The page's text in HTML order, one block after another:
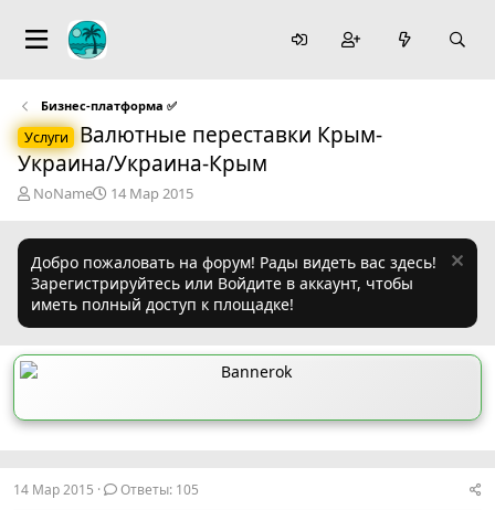
Бизнес-платформа ✅️
Услуги
Валютные переставки Крым-
Украина/Украина-Крым
А
р
т
е
м
ы
NoName
Д
н
а
ч
а
л
14 Мар 2015
Добро пожаловать на форум! Рады видеть вас здесь!
Зарегистрируйтесь или Войдите в аккаунт, чтобы
иметь полный доступ к площадке!
14 Мар 2015 Ответы: 105